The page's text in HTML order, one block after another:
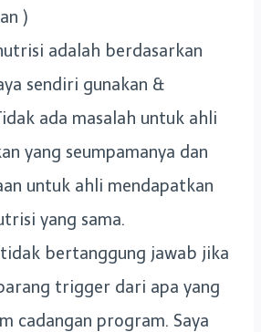
)
adalah berdasarkan
sendiri gunakan &
ada masalah untuk ahli
yang seumpamanya dan
untuk ahli mendapatkan
yang sama.
tidak bertanggung jawab jika
trigger dari apa yang
cadangan program. Saya